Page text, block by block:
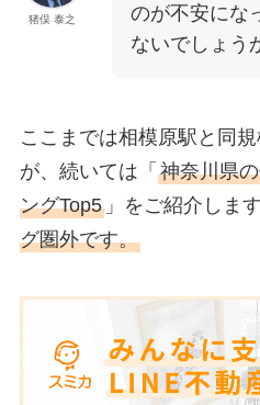
猪俣 泰之
のが不安にな
ないでしょう
ここまでは相模原駅と同
が、続いては「 神奈川県
ングTop5」をご紹介します
グ圏外です。